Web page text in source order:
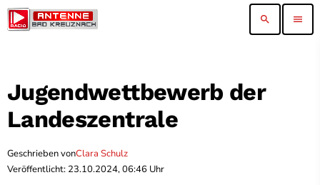
search menu
Jugendwettbewerb der
Landeszentrale
Geschrieben vonClara Schulz
Veröffentlicht: 23.10.2024, 06:46 Uhr